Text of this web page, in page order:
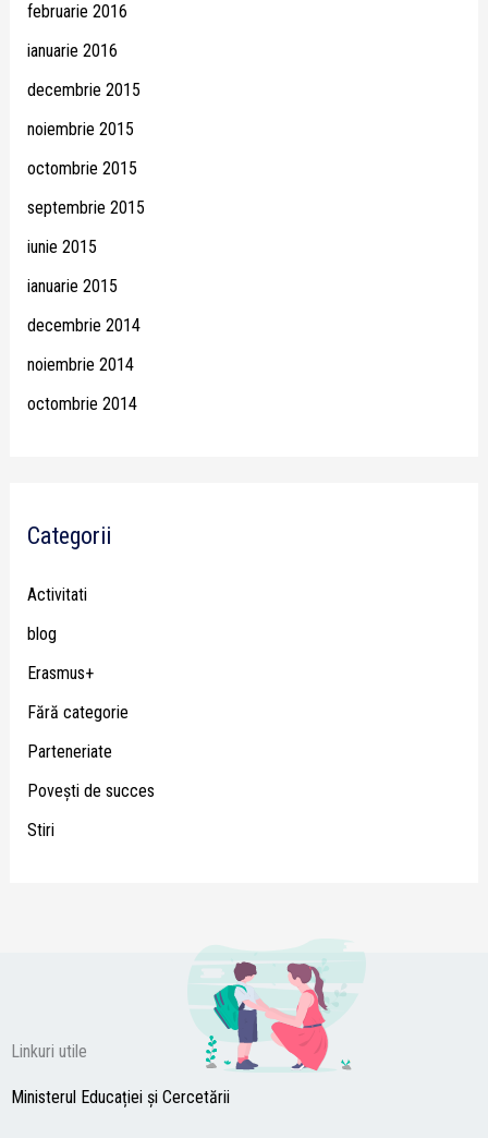
februarie 2016
ianuarie 2016
decembrie 2015
noiembrie 2015
octombrie 2015
septembrie 2015
iunie 2015
ianuarie 2015
decembrie 2014
noiembrie 2014
octombrie 2014
Categorii
Activitati
blog
Erasmus+
Fără categorie
Parteneriate
Poveşti de succes
Stiri
Linkuri utile
Ministerul Educației și Cercetării